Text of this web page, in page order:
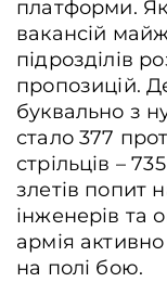
платформи.
вакансій
підрозділів
пропозицій.
буквально з
стало 377
стрільців –
злетів попит
інженерів та
армія активно
на полі бою.